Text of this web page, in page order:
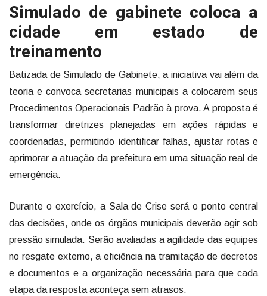
Simulado de gabinete coloca a
cidade em estado de
treinamento
Batizada de Simulado de Gabinete, a iniciativa vai além da
teoria e convoca secretarias municipais a colocarem seus
Procedimentos Operacionais Padrão à prova. A proposta é
transformar diretrizes planejadas em ações rápidas e
coordenadas, permitindo identificar falhas, ajustar rotas e
aprimorar a atuação da prefeitura em uma situação real de
emergência.
Durante o exercício, a Sala de Crise será o ponto central
das decisões, onde os órgãos municipais deverão agir sob
pressão simulada. Serão avaliadas a agilidade das equipes
no resgate externo, a eficiência na tramitação de decretos
e documentos e a organização necessária para que cada
etapa da resposta aconteça sem atrasos.